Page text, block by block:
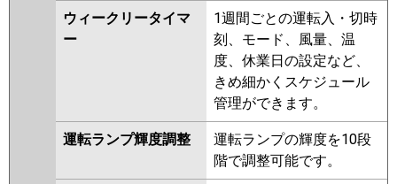
ウィークリータイマ
ー
1週間ごとの運転入・切時
刻、モード、風量、温
度、休業日の設定など、
きめ細かくスケジュール
管理ができます。
運転ランプ輝度調整
運転ランプの輝度を10段
階で調整可能です。